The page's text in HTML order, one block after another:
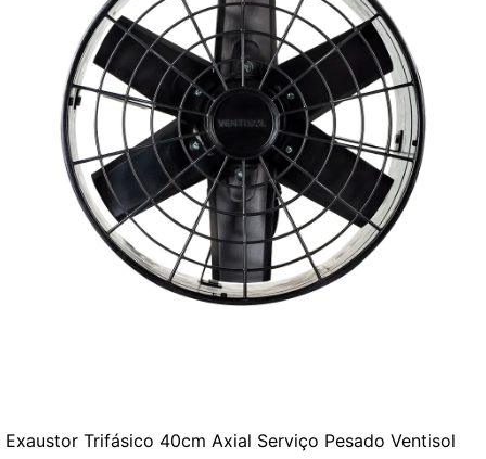
Exaustor Trifásico 40cm Axial Serviço Pesado Ventisol